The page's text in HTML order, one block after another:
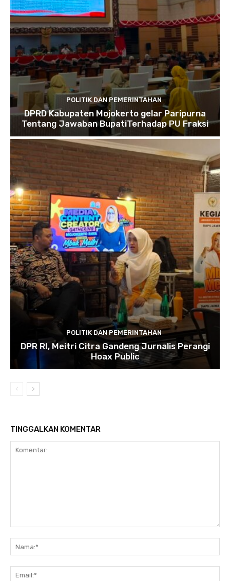
POLITIK DAN PEMERINTAHAN
DPRD Kabupaten Mojokerto gelar Paripurna
Tentang Jawaban BupatiTerhadap PU Fraksi
POLITIK DAN PEMERINTAHAN
DPR RI, Meitri Citra Gandeng Jurnalis Perangi
Hoax Public
TINGGALKAN KOMENTAR